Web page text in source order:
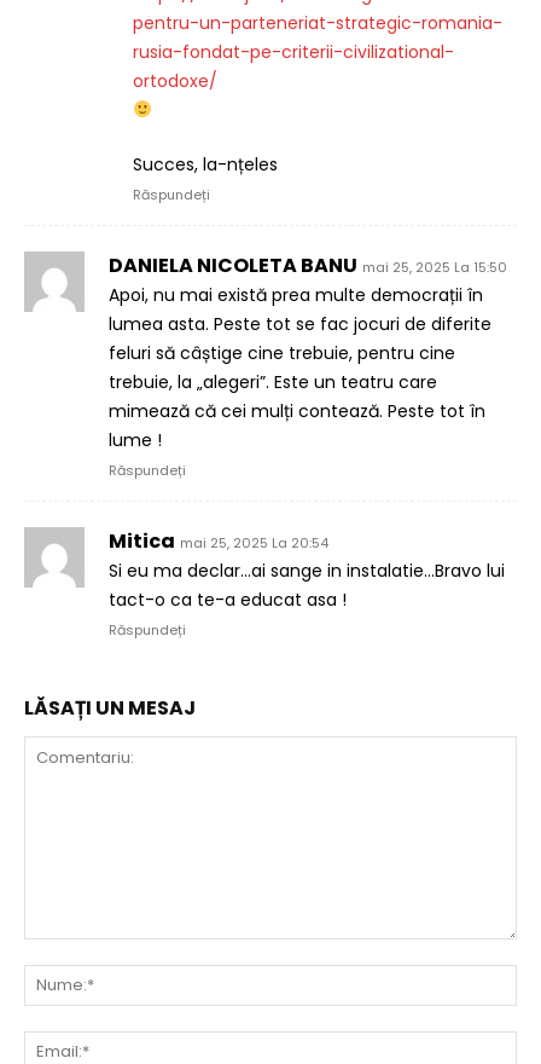
pentru-un-parteneriat-strategic-romania-
rusia-fondat-pe-criterii-civilizational-
ortodoxe/
Succes, la-nțeles
Răspundeți
DANIELA NICOLETA BANU mai 25, 2025 La 15:50
Apoi, nu mai există prea multe democrații în
lumea asta. Peste tot se fac jocuri de diferite
feluri să câștige cine trebuie, pentru cine
trebuie, la „alegeri”. Este un teatru care
mimează că cei mulți contează. Peste tot în
lume !
Răspundeți
Mitica mai 25, 2025 La 20:54
Si eu ma declar…ai sange in instalatie…Bravo lui
tact-o ca te-a educat asa !
Răspundeți
LĂSAȚI UN MESAJ